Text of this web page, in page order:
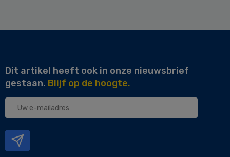
Dit artikel heeft ook in onze nieuwsbrief
gestaan. Blijf op de hoogte.
Uw